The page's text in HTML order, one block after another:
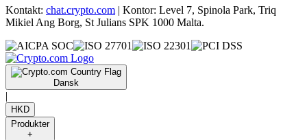
Kontakt: chat.crypto.com | Kontor: Level 7, Spinola Park, Triq
Mikiel Ang Borg, St Julians SPK 1000 Malta.
Dansk
|
HKD
Produkter
+